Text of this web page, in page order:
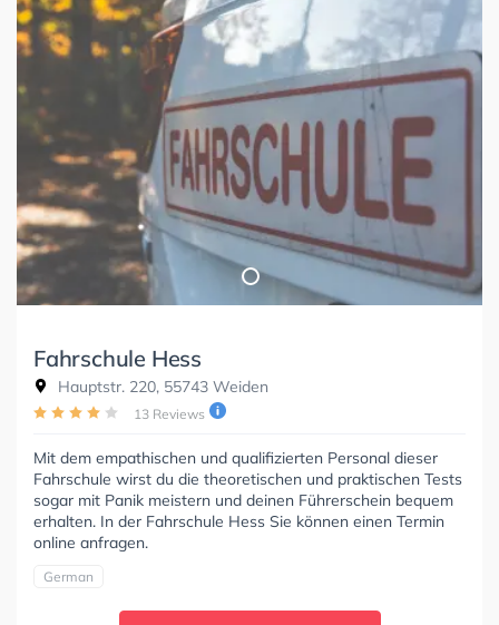
Fahrschule Hess
Hauptstr. 220, 55743 Weiden
13 Reviews
Mit dem empathischen und qualifizierten Personal dieser
Fahrschule wirst du die theoretischen und praktischen Tests
sogar mit Panik meistern und deinen Führerschein bequem
erhalten. In der Fahrschule Hess Sie können einen Termin
online anfragen.
German